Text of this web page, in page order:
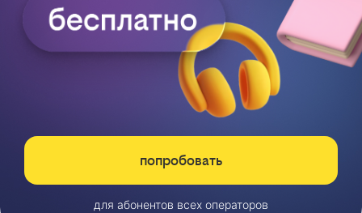
попробовать
для абонентов всех операторов